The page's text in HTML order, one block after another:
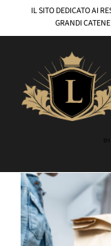
contenuto
IL SITO DEDICATO AI
GRANDI